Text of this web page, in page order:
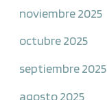
noviembre 2025
octubre 2025
septiembre 2025
agosto 2025